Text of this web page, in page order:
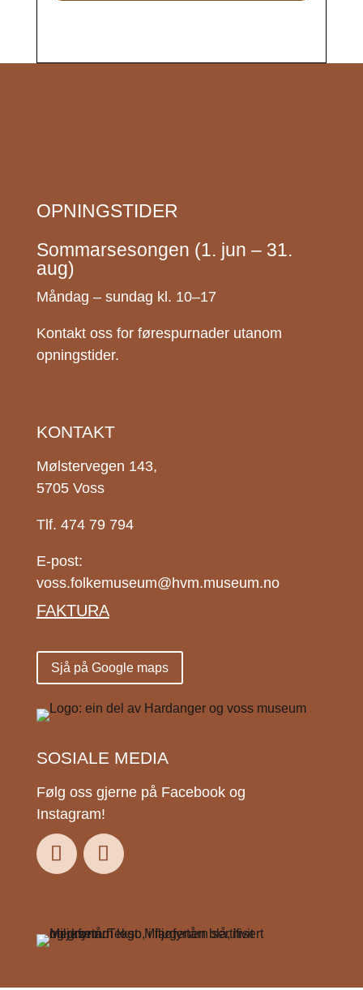
OPNINGSTIDER
Sommarsesongen (1. jun – 31.
aug)
Måndag – sundag kl. 10–17
Kontakt oss for førespurnader utanom
opningstider.
KONTAKT
Mølstervegen 143,
5705 Voss
Tlf. 474 79 794
E-post:
voss.folkemuseum@hvm.museum.no
FAKTURA
Sjå på Google maps
SOSIALE MEDIA
Følg oss gjerne på Facebook og
Instagram!